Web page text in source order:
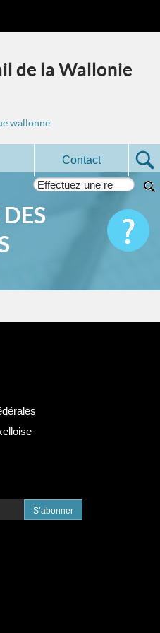
de la Wallonie
wallonne
Contact
S’abonner